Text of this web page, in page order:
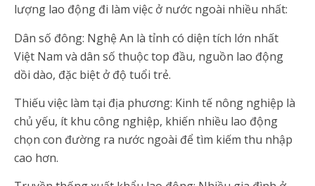
lượng lao động đi làm việc ở nước ngoài nhiều nhất:
Dân số đông: Nghệ An là tỉnh có diện tích lớn nhất
Việt Nam và dân số thuộc top đầu, nguồn lao động
dồi dào, đặc biệt ở độ tuổi trẻ.
Thiếu việc làm tại địa phương: Kinh tế nông nghiệp là
chủ yếu, ít khu công nghiệp, khiến nhiều lao động
chọn con đường ra nước ngoài để tìm kiếm thu nhập
cao hơn.